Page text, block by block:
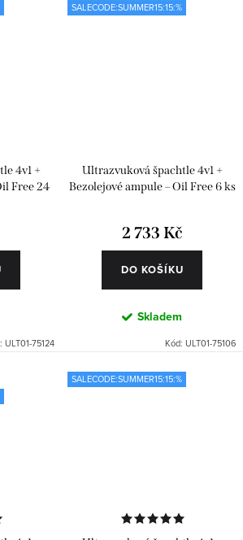
4v1 +
Free 24
ULT01-75124
SALECODE:SUMMER15:15:%
Ultrazvuková špachtle 4v1 +
Bezolejové ampule – Oil Free 6 ks
2 733 Kč
DO KOŠÍKU
Skladem
Kód: ULT01-75106
SALECODE:SUMMER15:15:%